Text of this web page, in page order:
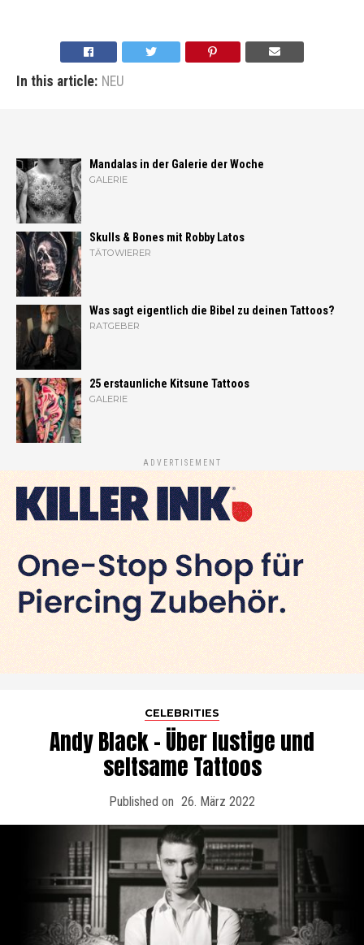
In this article: NEU
Mandalas in der Galerie der Woche
GALERIE
Skulls & Bones mit Robby Latos
TÄTOWIERER
Was sagt eigentlich die Bibel zu deinen Tattoos?
RATGEBER
25 erstaunliche Kitsune Tattoos
GALERIE
ADVERTISEMENT
CELEBRITIES
Andy Black – Über lustige und
seltsame Tattoos
Published on 26. März 2022